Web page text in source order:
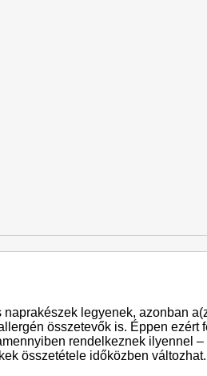
legyenek, azonban
összetevők is. Éppen ezért
rendelkeznek ilyennel –
összetétele időközben változhat.